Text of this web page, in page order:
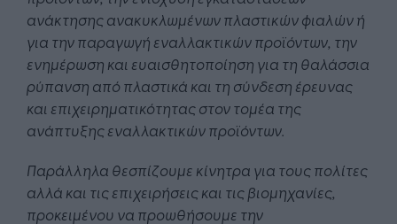
ανάκτησης ανακυκλωμένων πλαστικών φιαλών ή
για την παραγωγή εναλλακτικών προϊόντων, την
ενημέρωση και ευαισθητοποίηση για τη θαλάσσια
ρύπανση από πλαστικά και τη σύνδεση έρευνας
και επιχειρηματικότητας στον τομέα της
ανάπτυξης εναλλακτικών προϊόντων.
Παράλληλα θεσπίζουμε κίνητρα για τους πολίτες
αλλά και τις επιχειρήσεις και τις βιομηχανίες,
προκειμένου να προωθήσουμε την